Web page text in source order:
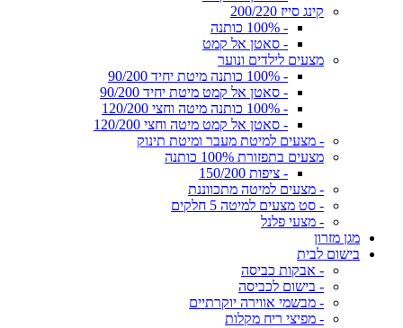
קינג סייז 200/220
- 100% כותנה
- סאטן אל קמט
מצעים לילדים ונוער
- 100% כותנה מיטת יחיד 90/200
- סאטן אל קמט מיטת יחיד 90/200
- 100% כותנה מיטה וחצי 120/200
- סאטן אל קמט מיטה וחצי 120/200
- מצעים למיטת מעבר ומיטת תינוק
מצעים בתפזורת 100% כותנה
- ציפות 150/200
- מצעים למיטה מתכווננת
- סט מצעים למיטה 5 חלקים
- מצעי פלנל
מגן מזרון
בישום לבית
- אבקות כביסה
- בישום לכביסה
- מבשמי אווירה יוקרתיים
- מפיצי ריח מקלות